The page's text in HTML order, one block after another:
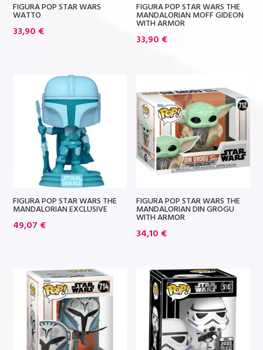
FIGURA POP STAR WARS
WATTO
33,90 €
FIGURA POP STAR WARS THE
MANDALORIAN MOFF GIDEON
WITH ARMOR
33,90 €
FIGURA POP STAR WARS THE
MANDALORIAN EXCLUSIVE
49,07 €
FIGURA POP STAR WARS THE
MANDALORIAN DIN GROGU
WITH ARMOR
34,10 €